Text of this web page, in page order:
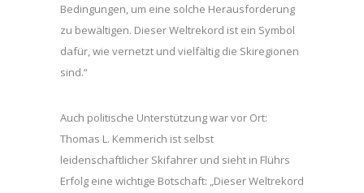
Bedingungen, um eine solche Herausforderung
zu bewältigen. Dieser Weltrekord ist ein Symbol
dafür, wie vernetzt und vielfältig die Skiregionen
sind.“
Auch politische Unterstützung war vor Ort:
Thomas L. Kemmerich ist selbst
leidenschaftlicher Skifahrer und sieht in Flührs
Erfolg eine wichtige Botschaft: „Dieser Weltrekord